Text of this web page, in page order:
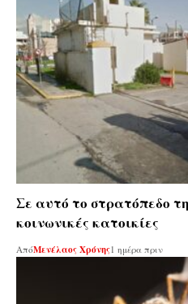
Σε αυτό το στρατόπεδο
κοινωνικές κατοικίες
ΑπόΜενέλαος Χρόνης1 ημέρα πριν